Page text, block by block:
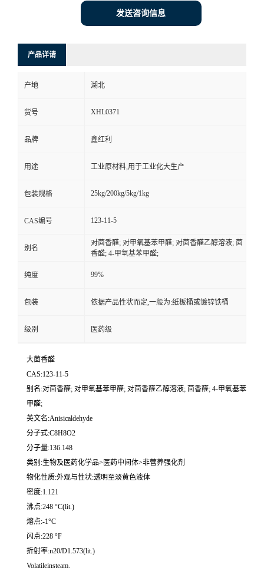
发送咨询信息
产品详请
产地 湖北
货号 XHL0371
品牌 鑫红利
用途 工业原材料,用于工业化大生产
包装规格 25kg/200kg/5kg/1kg
CAS编号 123-11-5
别名
对茴香醛; 对甲氧基苯甲醛; 对茴香醛乙醇溶液; 茴
香醛; 4-甲氧基苯甲醛;
纯度 99%
包装 依据产品性状而定,一般为:纸板桶或镀锌铁桶
级别 医药级
大茴香醛
CAS:123-11-5
别名:对茴香醛; 对甲氧基苯甲醛; 对茴香醛乙醇溶液; 茴香醛; 4-甲氧基苯
甲醛;
英文名:Anisicaldehyde
分子式:C8H8O2
分子量:136.148
类别:生物及医药化学品>医药中间体>非营养强化剂
物化性质:外观与性状:透明至淡黄色液体
密度:1.121
沸点:248 °C(lit.)
熔点:-1°C
闪点:228 °F
折射率:n20/D1.573(lit.)
Volatileinsteam.